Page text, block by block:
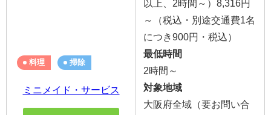
料理 掃除
ミニメイド・サービス
以上、2時間～）8,316円
～（税込・別途交通費1名
につき900円・税込）
最低時間
2時間～
対象地域
大阪府全域（要お問い合